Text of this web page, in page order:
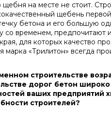
на месте не стоит.
щебень
бетона и его большую
со временем,
для которых качество
марка «Трилитон» всегда
строительстве
дорог бетон
ваших предприятий
строителей?